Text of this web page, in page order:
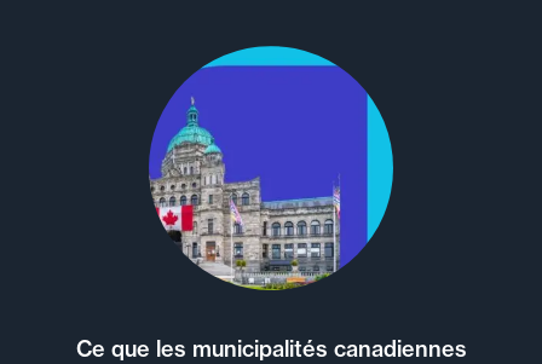
Ce que les municipalités canadiennes